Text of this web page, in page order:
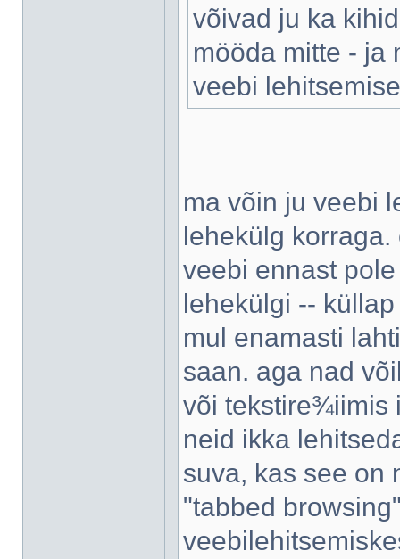
võivad ju ka
mööda mitte - ja
veebi
ma võin ju veebi
lehekülg
veebi ennast
lehekülgi --
mul enamasti
saan. aga nad
või tekstire¾iimis
neid ikka
suva, kas see on
"tabbed